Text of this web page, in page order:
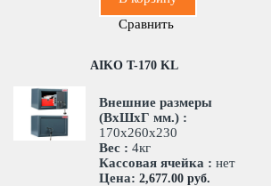
Сравнить
AIKO T-170 KL
Внешние размеры
(ВхШхГ мм.) :
170x260x230
Вес : 4кг
Кассовая ячейка : нет
Цена: 2,677.00 руб.